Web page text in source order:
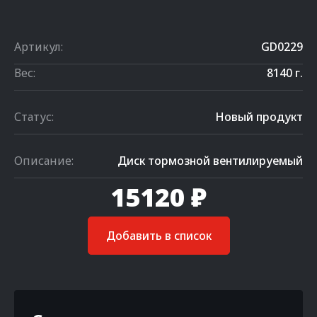
Артикул:
GD0229
Вес:
8140 г.
Статус: Новый продукт
Описание: Диск тормозной вентилируемый
15120 ₽
Добавить в список